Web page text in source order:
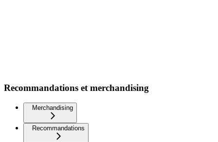
Recommandations et merchandising
Merchandising
Recommandations